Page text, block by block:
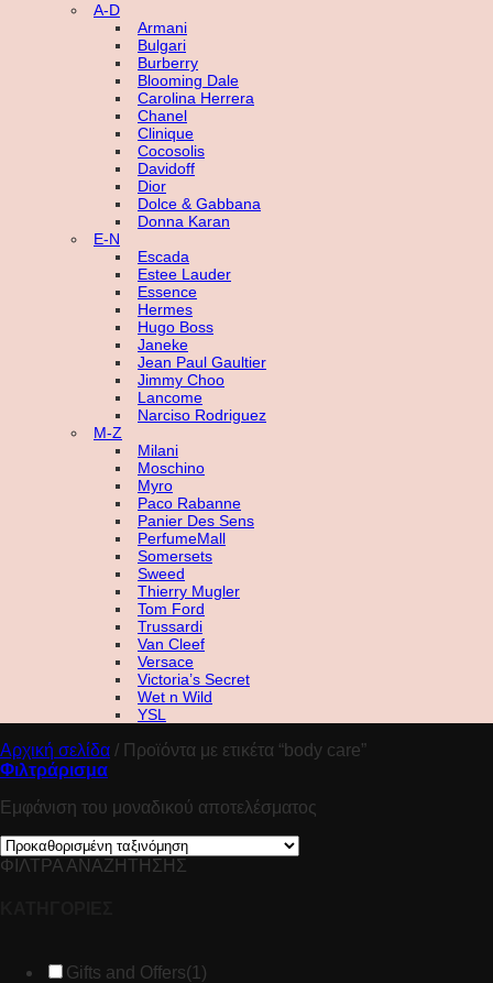
A-D
Armani
Bulgari
Burberry
Blooming Dale
Carolina Herrera
Chanel
Clinique
Cocosolis
Davidoff
Dior
Dolce & Gabbana
Donna Karan
E-N
Escada
Estee Lauder
Essence
Hermes
Hugo Boss
Janeke
Jean Paul Gaultier
Jimmy Choo
Lancome
Narciso Rodriguez
M-Z
Milani
Moschino
Myro
Paco Rabanne
Panier Des Sens
PerfumeMall
Somersets
Sweed
Thierry Mugler
Tom Ford
Trussardi
Van Cleef
Versace
Victoria’s Secret
Wet n Wild
YSL
Αρχική σελίδα / Προϊόντα με ετικέτα “body care”
Φιλτράρισμα
Εμφάνιση του μοναδικού αποτελέσματος
ΦΙΛΤΡΑ ΑΝΑΖΗΤΗΣΗΣ
Gifts and Offers(1)